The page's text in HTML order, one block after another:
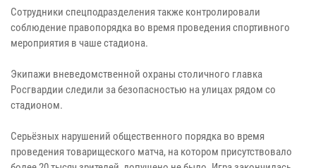
Сотрудники спецподразделения также контролировали
соблюдение правопорядка во время проведения спортивного
мероприятия в чаше стадиона.
Экипажи вневедомственной охраны столичного главка
Росгвардии следили за безопасностью на улицах рядом со
стадионом.
Серьёзных нарушений общественного порядка во время
проведения товарищеского матча, на котором присутствовало